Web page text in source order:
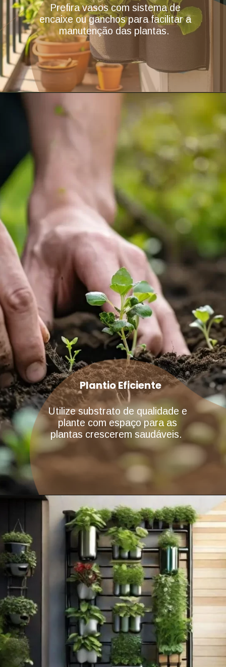
Prefira vasos com sistema de
encaixe ou ganchos para facilitar a
manutenção das plantas.
Utilize substrato de qualidade e
plante com espaço para as
plantas crescerem saudáveis.
Plantio Eficiente